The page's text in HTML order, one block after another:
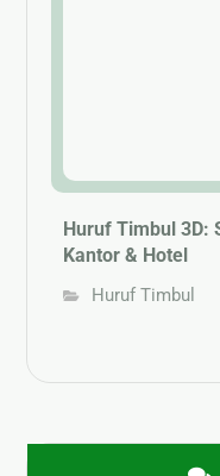
Huruf Timbul 3D:
Kantor & Hotel
Huruf Timbul